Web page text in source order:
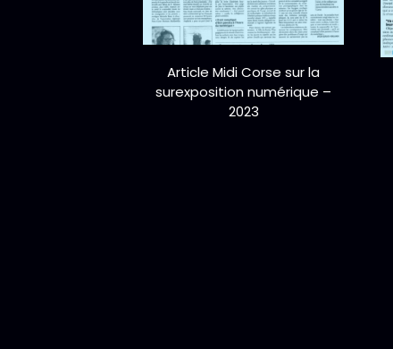
Article Midi Corse sur la
surexposition numérique –
2023